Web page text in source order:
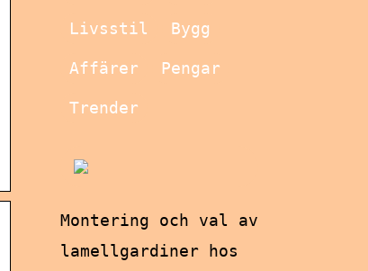
Livsstil Bygg
Affärer Pengar
Trender
Montering och val av
lamellgardiner hos